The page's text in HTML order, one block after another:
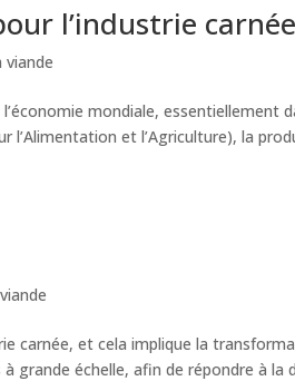
l’industrie carnée
viande
mondiale, essentiellement
l’Alimentation et l’Agriculture), la
carnée, et cela implique la
grande échelle, afin de répondre à la